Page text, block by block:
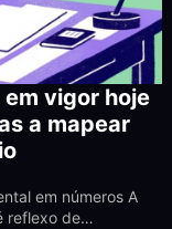
em vigor hoje
a mapear
em números A
reflexo de…